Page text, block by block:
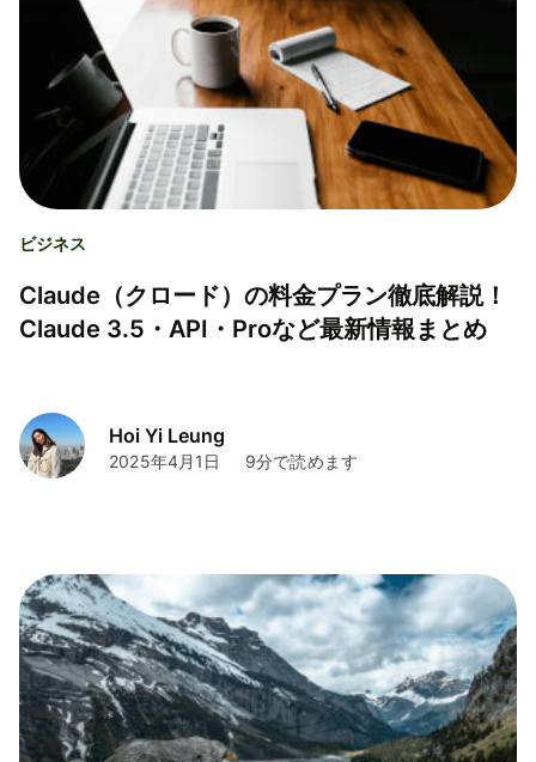
ビジネス
Claude（クロード）の料金プラン徹底解説！
Claude 3.5・API・Proなど最新情報まとめ
Hoi Yi Leung
2025年4月1日 9分で読めます